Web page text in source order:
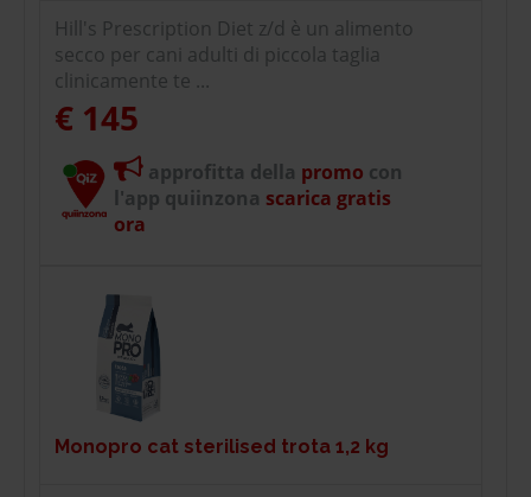
Hill's Prescription Diet z/d è un alimento
secco per cani adulti di piccola taglia
clinicamente te ...
€ 145
approfitta della promo con
l'app quiinzona scarica gratis
ora
Monopro cat sterilised trota 1,2 kg